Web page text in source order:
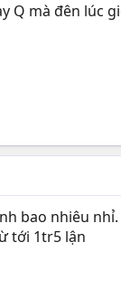
Q mà đên lúc
bao nhiêu
tới 1tr5 lận